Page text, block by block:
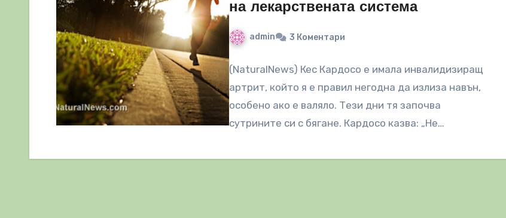
на лекарствената система
admin 3 Коментари
(NaturalNews) Кес Кардосо е имала инвалидизиращ
артрит, който я е правил негодна да излиза навън,
особено ако е валяло. Тези дни тя започва
сутрините си с бягане. Кардосо казва: „Не…